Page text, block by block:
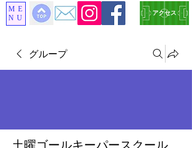
アクセス
ME
NU
グループ
土曜ゴールキーパースクール